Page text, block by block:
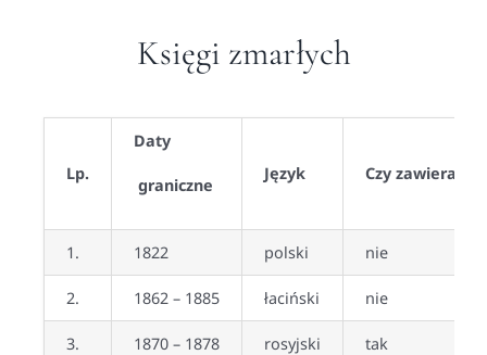
Księgi zmarłych
Lp.
Daty
graniczne
Język Czy zawiera
1. 1822 polski nie
2. 1862 – 1885 łaciński nie
3. 1870 – 1878 rosyjski tak